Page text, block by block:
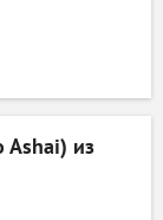
Ashai) из